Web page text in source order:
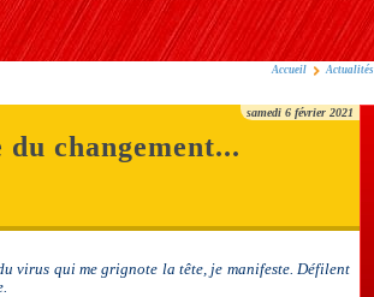
Accueil Actualités
samedi 6 février 2021
changement...
virus qui me grignote la tête, je manifeste. Défilent